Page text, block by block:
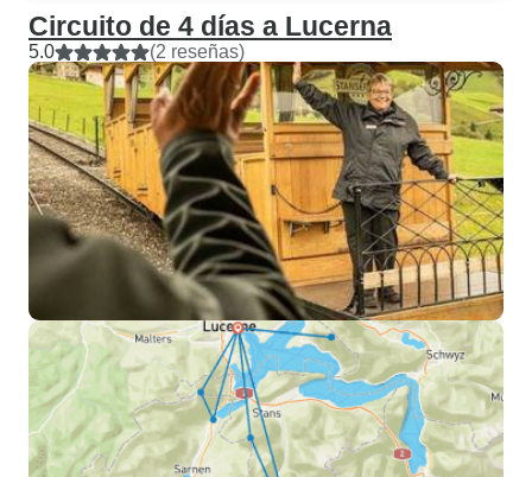
Circuito de 4 días a Lucerna
5.0 (2 reseñas)